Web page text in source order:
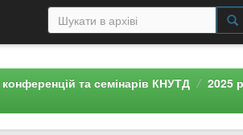
та семінарів КНУТД
2025